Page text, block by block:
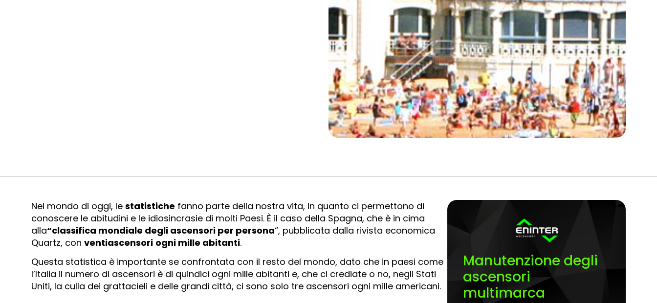
Nel mondo di oggi, le statistiche fanno parte della nostra vita, in quanto ci permettono di
conoscere le abitudini e le idiosincrasie di molti Paesi. È il caso della Spagna, che è in cima
alla“classifica mondiale degli ascensori per persona“, pubblicata dalla rivista economica
Quartz, con ventiascensori ogni mille abitanti.
Questa statistica è importante se confrontata con il resto del mondo, dato che in paesi come
l’Italia il numero di ascensori è di quindici ogni mille abitanti e, che ci crediate o no, negli Stati
Uniti, la culla dei grattacieli e delle grandi città, ci sono solo tre ascensori ogni mille americani.
Manutenzione degli
ascensori
multimarca